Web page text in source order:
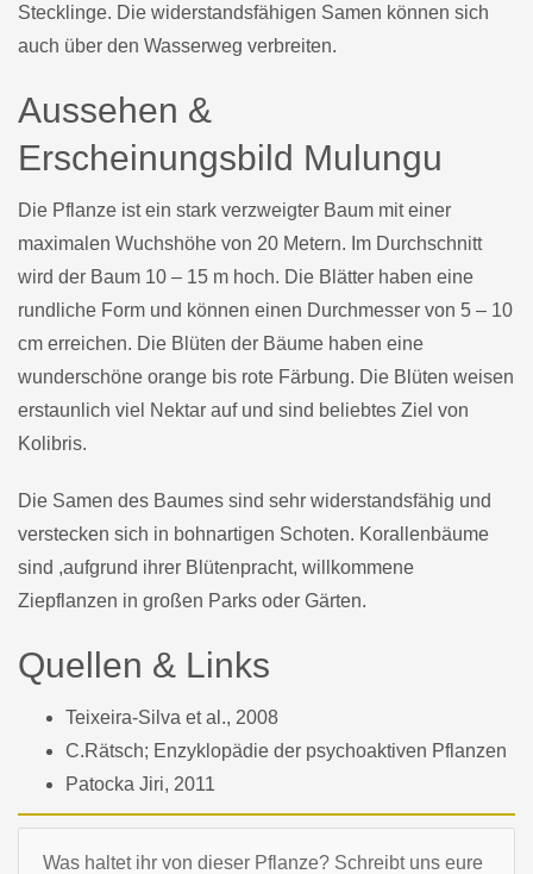
Stecklinge. Die widerstandsfähigen Samen können sich
auch über den Wasserweg verbreiten.
Aussehen &
Erscheinungsbild Mulungu
Die Pflanze ist ein stark verzweigter Baum mit einer
maximalen Wuchshöhe von 20 Metern. Im Durchschnitt
wird der Baum 10 – 15 m hoch. Die Blätter haben eine
rundliche Form und können einen Durchmesser von 5 – 10
cm erreichen. Die Blüten der Bäume haben eine
wunderschöne orange bis rote Färbung. Die Blüten weisen
erstaunlich viel Nektar auf und sind beliebtes Ziel von
Kolibris.
Die Samen des Baumes sind sehr widerstandsfähig und
verstecken sich in bohnartigen Schoten. Korallenbäume
sind ,aufgrund ihrer Blütenpracht, willkommene
Ziepflanzen in großen Parks oder Gärten.
Quellen & Links
Teixeira-Silva et al., 2008
C.Rätsch; Enzyklopädie der psychoaktiven Pflanzen
Patocka Jiri, 2011
Was haltet ihr von dieser Pflanze? Schreibt uns eure